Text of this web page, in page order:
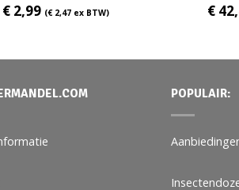
€ 2,99 (€2,47 ex BTW) €
POPULAIR: